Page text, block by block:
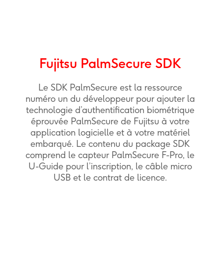
Fujitsu PalmSecure SDK
Le SDK PalmSecure est la ressource
numéro un du développeur pour ajouter la
technologie d’authentification biométrique
éprouvée PalmSecure de Fujitsu à votre
application logicielle et à votre matériel
embarqué. Le contenu du package SDK
comprend le capteur PalmSecure F-Pro, le
U-Guide pour l’inscription, le câble micro
USB et le contrat de licence.